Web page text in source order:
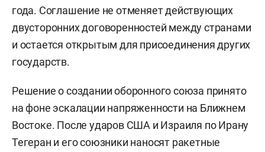
года. Соглашение не отменяет действующих
двусторонних договоренностей между странами
и остается открытым для присоединения других
государств.
Решение о создании оборонного союза принято
на фоне эскалации напряженности на Ближнем
Востоке. После ударов США и Израиля по Ирану
Тегеран и его союзники наносят ракетные